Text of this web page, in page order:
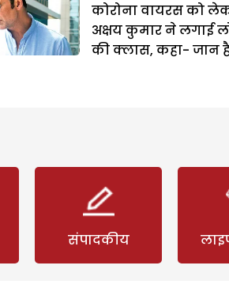
कोरोना वायरस को
अक्षय कुमार ने लगाई
की क्लास, कहा- जान
संपादकीय